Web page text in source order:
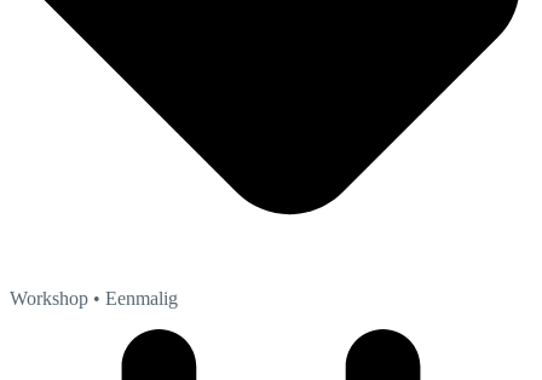
Workshop • Eenmalig